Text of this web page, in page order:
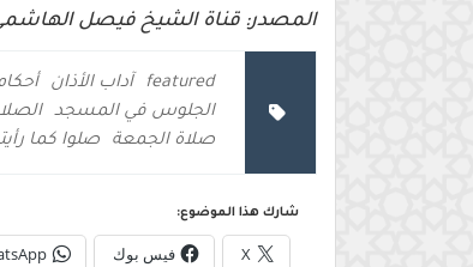
المصدر: قناة الشيخ فيصل
featured آداب الأذان
الجلوس في المسجد
صلاة الجمعة
صلوا كما
شارك هذا الموضوع:
X فيس بوك